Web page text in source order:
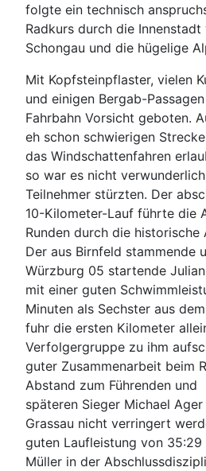
folgte ein technisch
Radkurs durch die Innenstadt
Schongau und die hügelige
Mit Kopfsteinpflaster, vielen
und einigen Bergab-
Fahrbahn Vorsicht geboten.
eh schon schwierigen
das Windschattenfahren
so war es nicht
Teilnehmer stürzten. Der
10-Kilometer-Lauf führte die
Runden durch die historische
Der aus Birnfeld stammende
Würzburg 05 startende
mit einer guten
Minuten als Sechster aus
fuhr die ersten Kilometer
Verfolgergruppe zu ihm
guter Zusammenarbeit beim
Abstand zum Führenden und
späteren Sieger Michael
Grassau nicht verringert
guten Laufleistung von
Müller in der